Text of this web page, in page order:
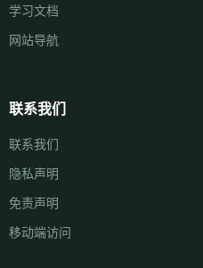
学习文档
网站导航
联系我们
联系我们
隐私声明
免责声明
移动端访问